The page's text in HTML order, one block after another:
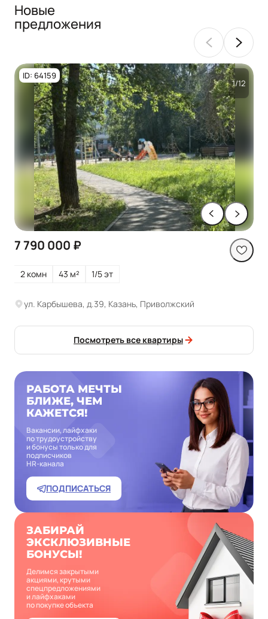
Новые
предложения
ID: 64159
1/12
7 790 000 ₽
2 комн 43 м² 1/5 эт
ул. Карбышева, д.39, Казань, Приволжский
Посмотреть все квартиры
РАБОТА МЕЧТЫ
БЛИЖЕ, ЧЕМ
КАЖЕТСЯ!
Вакансии, лайфхаки
по трудоустройству
и бонусы только для
подписчиков
HR‑канала
ПОДПИСАТЬСЯ
ЗАБИРАЙ
ЭКСКЛЮЗИВНЫЕ
БОНУСЫ!
Делимся закрытыми
акциями, крутыми
спецпредложениями
и лайфхаками
по покупке объекта